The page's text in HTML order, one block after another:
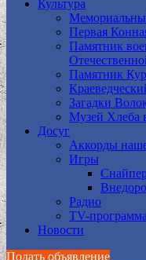
Культура
Первая
Памятник
Памятник
Загадки
Музей Хлеба
Досуг
Аккорды
Игры
Радио
TV-программа
Новости
Подать объявление